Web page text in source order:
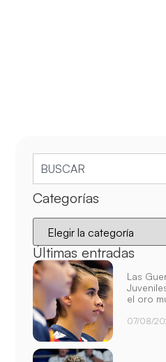
Categorías
Últimas entradas
Las
el oro
07/08/